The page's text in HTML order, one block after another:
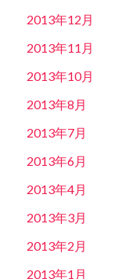
2013年12月
2013年11月
2013年10月
2013年8月
2013年7月
2013年6月
2013年4月
2013年3月
2013年2月
2013年1月